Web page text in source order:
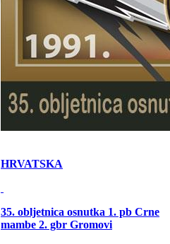
HRVATSKA
35. obljetnica osnutka 1. pb Crne
mambe 2. gbr Gromovi